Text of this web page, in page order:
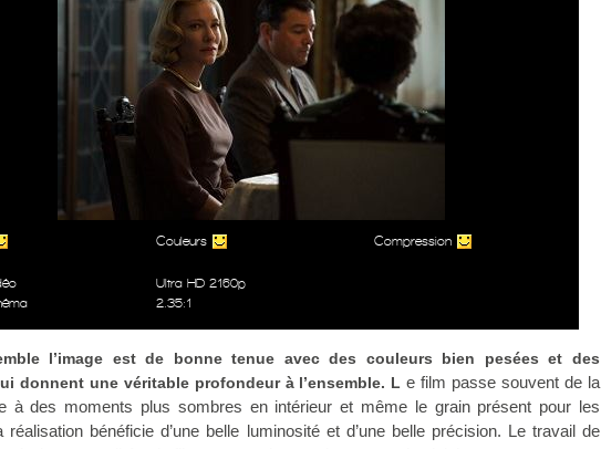
Couleurs Compression
Ultra HD 2160p
2.35:1
l’image est de bonne tenue avec des couleurs bien pesées et des
donnent une véritable profondeur à l’ensemble. L e film passe souvent de la
à des moments plus sombres en intérieur et même le grain présent pour les
réalisation bénéficie d’une belle luminosité et d’une belle précision. Le travail de